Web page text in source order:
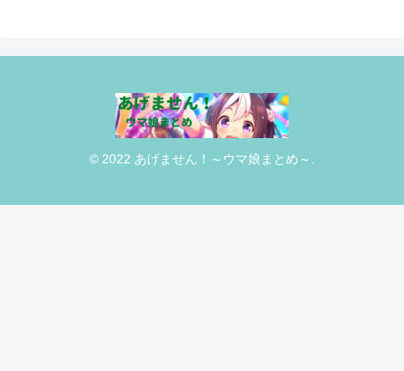
© 2022 あげません！～ウマ娘まとめ～.